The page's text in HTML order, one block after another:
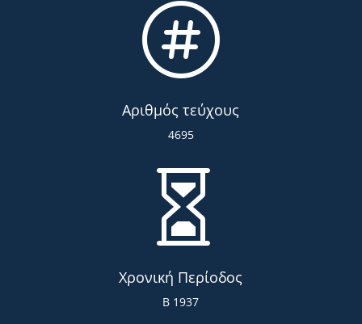

Αριθμός τεύχους
4695

Χρονική Περίοδος
Β 1937